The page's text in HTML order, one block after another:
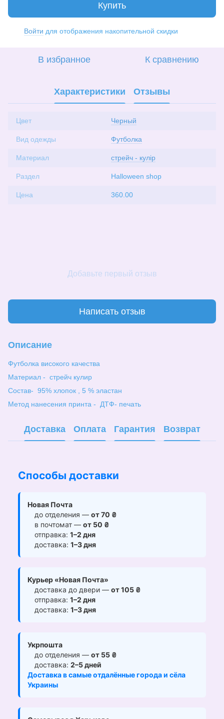
Купить
Войти для отображения накопительной скидки
В избранное К сравнению
Характеристики Отзывы
Цвет Черный
Вид одежды Футболка
Материал стрейч - кулір
Раздел Halloween shop
Цена 360.00
Добавьте первый отзыв
Написать отзыв
Описание
Футболка високого качества
Материал - стрейч кулир
Состав- 95% хлопок , 5 % эластан
Метод нанесения принта - ДТФ- печать
Доставка Оплата Гарантия Возврат
Способы доставки
Новая Почта
до отделения — от 70 ₴
в почтомат — от 50 ₴
отправка: 1–2 дня
доставка: 1–3 дня
Курьер «Новая Почта»
доставка до двери — от 105 ₴
отправка: 1–2 дня
доставка: 1–3 дня
Укрпошта
до отделения — от 55 ₴
доставка: 2–5 дней
Доставка в самые отдалённые города и сёла
Украины